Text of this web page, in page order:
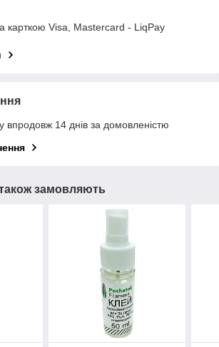
карткою Visa, Mastercard - LiqPay
впродовж 14 днів за домовленістю
замовляють